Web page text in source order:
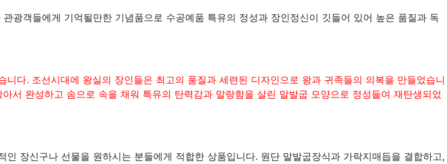
광객들에게 기억될만한 기념품으로 수공예품 특유의 정성과 장인정신이 깃들어 있어 높은 품질과 독
니다. 조선시대에 왕실의 장인들은 최고의 품질과 세련된 디자인으로 왕과 귀족들의 의복을 만들었습니
서 완성하고 솜으로 속을 채워 특유의 탄력감과 말랑함을 살린 말발굽 모양으로 정성들여 재탄생되었
장신구나 선물을 원하시는 분들에게 적합한 상품입니다. 원단 말발굽장식과 가락지매듭을 결합하고,